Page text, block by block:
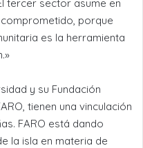
tercer sector asume en
porque
es la herramienta
y su Fundación
tienen una vinculación
FARO está dando
la isla en materia de